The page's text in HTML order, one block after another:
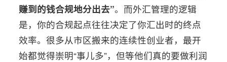
赚到的钱合规地分出去”。而外汇管理的逻辑
是，你的合规起点往往决定了你汇出时的终点
效率。很多从市区搬来的连续性创业者，最开
始都觉得崇明“事儿多”，但等他们真的要做利润